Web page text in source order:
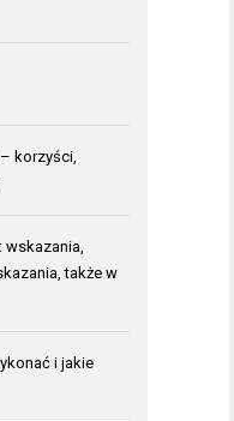
korzyści,
także w
i jakie